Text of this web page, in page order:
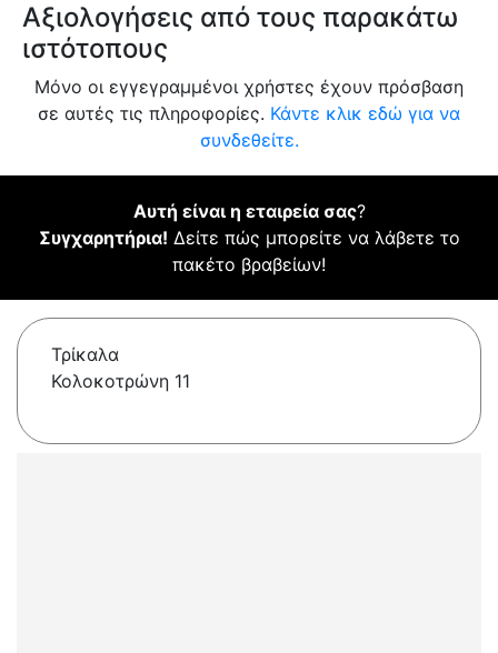
Αξιολογήσεις από τους παρακάτω
ιστότοπους
Μόνο οι εγγεγραμμένοι χρήστες έχουν πρόσβαση
σε αυτές τις πληροφορίες. Κάντε κλικ εδώ για να
συνδεθείτε.
Αυτή είναι η εταιρεία σας?
Συγχαρητήρια! Δείτε πώς μπορείτε να λάβετε το
πακέτο βραβείων!
Τρίκαλα
Κολοκοτρώνη 11